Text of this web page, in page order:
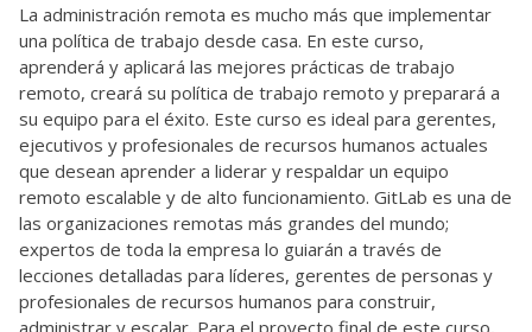
La administración remota es mucho más que implementar
una política de trabajo desde casa. En este curso,
aprenderá y aplicará las mejores prácticas de trabajo
remoto, creará su política de trabajo remoto y preparará a
su equipo para el éxito. Este curso es ideal para gerentes,
ejecutivos y profesionales de recursos humanos actuales
que desean aprender a liderar y respaldar un equipo
remoto escalable y de alto funcionamiento. GitLab es una de
las organizaciones remotas más grandes del mundo;
expertos de toda la empresa lo guiarán a través de
lecciones detalladas para líderes, gerentes de personas y
profesionales de recursos humanos para construir,
administrar y escalar. Para el proyecto final de este curso,